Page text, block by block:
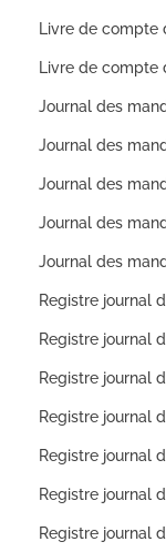
Journal des
Journal des
Journal des
Journal des
Journal des